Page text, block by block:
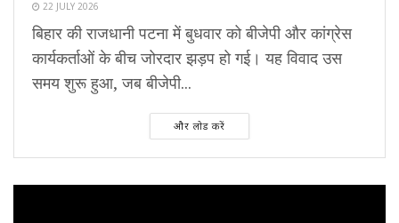
22 JULY 2026
बिहार की राजधानी पटना में बुधवार को बीजेपी और कांग्रेस
कार्यकर्ताओं के बीच जोरदार झड़प हो गई। यह विवाद उस
समय शुरू हुआ, जब बीजेपी...
और लोड करें